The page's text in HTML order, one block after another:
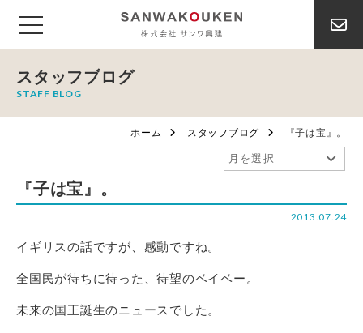
スタッフブログ
STAFF BLOG
ホーム スタッフブログ 『子は宝』。
『子は宝』。
2013.07.24
イギリスの話ですが、感動ですね。
全国民が待ちに待った、待望のベイベー。
未来の国王誕生のニュースでした。